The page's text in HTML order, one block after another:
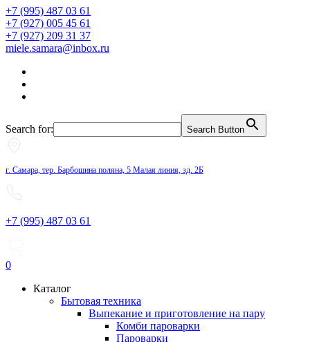
+7 (995) 487 03 61
+7 (927) 005 45 61
+7 (927) 209 31 37
miele.samara@inbox.ru
Search for: Search Button
г. Самара, тер. Барбошина поляна, 5 Малая линия, зд. 2Б
+7 (995) 487 03 61
0
Каталог
Бытовая техника
Выпекание и приготовление на пару
Комби пароварки
Пароварки